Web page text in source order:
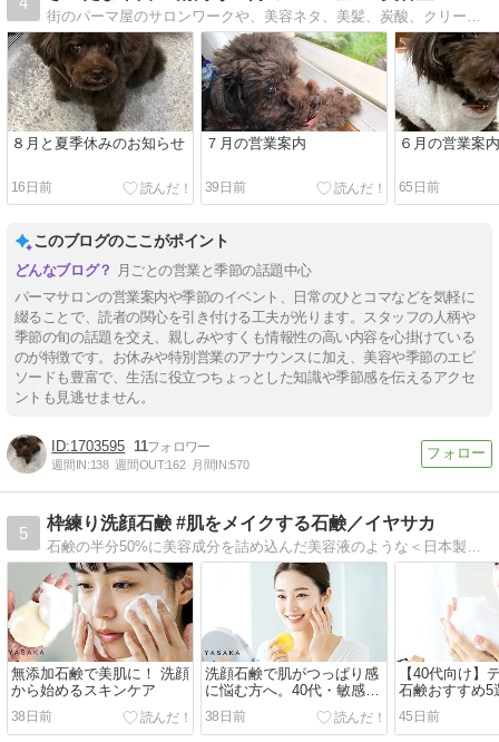
街のパーマ屋のサロンワークや、美容ネタ、美髪、炭酸、クリープパーマ、縮毛矯正、ヘナ、ハーブカラーとパーマ屋のオヤジのライフワーク、などなど・・・役立つ情報、関…
８月と夏季休みのお知らせ
16日前
７月の営業案内
39日前
６月の営業案内
65日前
このブログのここがポイント
月ごとの営業と季節の話題中心
パーマサロンの営業案内や季節のイベント、日常のひとコマなどを気軽に
綴ることで、読者の関心を引き付ける工夫が光ります。スタッフの人柄や
季節の旬の話題を交え、親しみやすくも情報性の高い内容を心掛けている
のが特徴です。お休みや特別営業のアナウンスに加え、美容や季節のエピ
ソードも豊富で、生活に役立つちょっとした知識や季節感を伝えるアクセ
ントも見逃せません。
1703595 11
週間IN:138 週間OUT:162 月間IN:570
5
枠練り洗顔石鹸 #肌をメイクする石鹸／イヤサカ
石鹸の半分50%に美容成分を詰め込んだ美容液のような＜日本製＞枠練り洗顔石鹸『#肌をメイクする石鹸』 を販売するスキンケアブランド「IYASAKA（イヤサカ）」が発信するウエブマガジンでスキンケア／美容情報をお届けします。
無添加石鹸で美肌に！ 洗顔
から始めるスキンケア
38日前
洗顔石鹸で肌がつっぱり感
に悩む方へ。40代・敏感肌
のための正しい原因と対策
ルーティン
38日前
【40代向け】
石鹸おすすめ5
肌を満たす高
45日前